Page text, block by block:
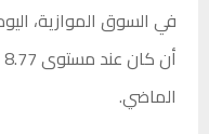
الماضي.